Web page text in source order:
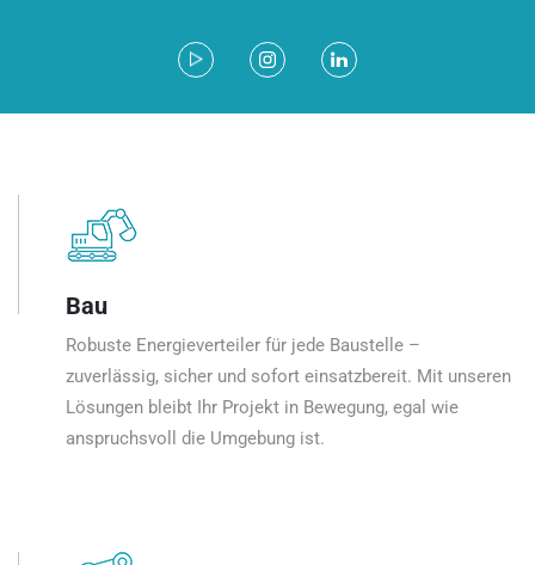
Bau
Robuste Energieverteiler für jede Baustelle –
zuverlässig, sicher und sofort einsatzbereit. Mit unseren
Lösungen bleibt Ihr Projekt in Bewegung, egal wie
anspruchsvoll die Umgebung ist.